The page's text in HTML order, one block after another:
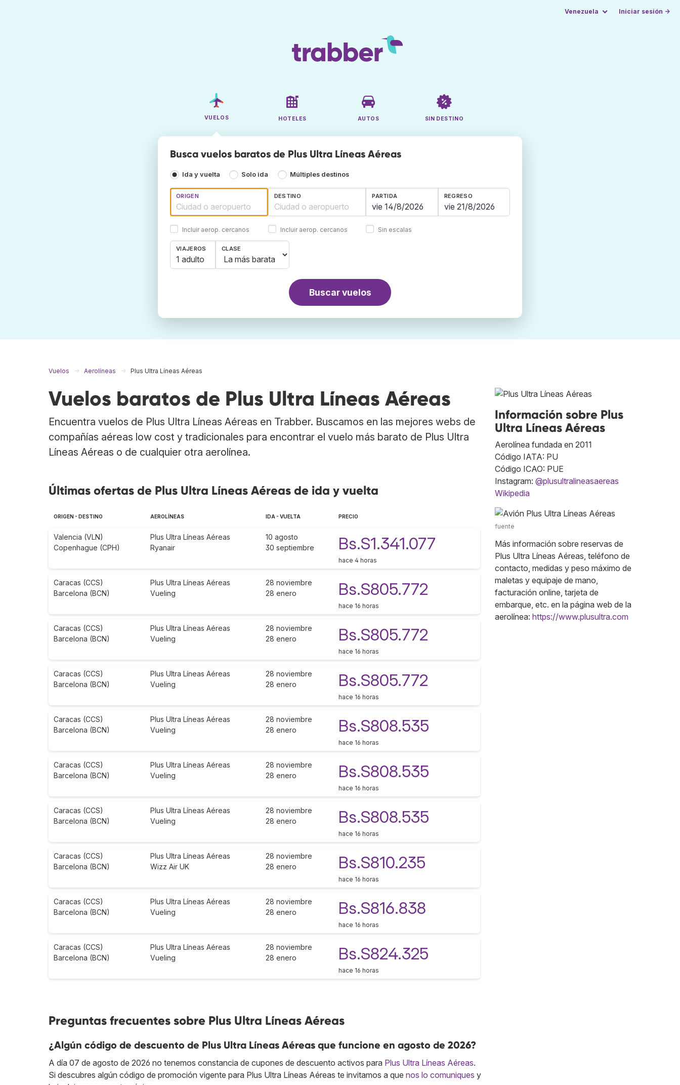
Venezuela Iniciar sesión →
VUELOS HOTELES AUTOS SIN DESTINO
Busca vuelos baratos de Plus Ultra Líneas Aéreas
Ida y vuelta Solo ida Múltiples destinos
ORIGEN
Incluir aerop. cercanos
DESTINO
Incluir aerop. cercanos
PARTIDA REGRESO
Sin escalas
VIAJEROS
1 adulto
CLASE
Buscar vuelos
Vuelos Aerolíneas Plus Ultra Líneas Aéreas
Vuelos baratos de Plus Ultra Líneas Aéreas
Encuentra vuelos de Plus Ultra Líneas Aéreas en Trabber. Buscamos en las mejores webs de
compañías aéreas low cost y tradicionales para encontrar el vuelo más barato de Plus Ultra
Líneas Aéreas o de cualquier otra aerolínea.
Últimas ofertas de Plus Ultra Líneas Aéreas de ida y vuelta
ORIGEN - DESTINO AEROLÍNEAS IDA - VUELTA PRECIO
Valencia (VLN)
Copenhague (CPH)
Plus Ultra Líneas Aéreas
Ryanair
10 agosto
30 septiembre
Bs.S1.341.077
hace 4 horas
Caracas (CCS)
Barcelona (BCN)
Plus Ultra Líneas Aéreas
Vueling
28 noviembre
28 enero
Bs.S805.772
hace 16 horas
Caracas (CCS)
Barcelona (BCN)
Plus Ultra Líneas Aéreas
Vueling
28 noviembre
28 enero
Bs.S805.772
hace 16 horas
Caracas (CCS)
Barcelona (BCN)
Plus Ultra Líneas Aéreas
Vueling
28 noviembre
28 enero
Bs.S805.772
hace 16 horas
Caracas (CCS)
Barcelona (BCN)
Plus Ultra Líneas Aéreas
Vueling
28 noviembre
28 enero
Bs.S808.535
hace 16 horas
Caracas (CCS)
Barcelona (BCN)
Plus Ultra Líneas Aéreas
Vueling
28 noviembre
28 enero
Bs.S808.535
hace 16 horas
Caracas (CCS)
Barcelona (BCN)
Plus Ultra Líneas Aéreas
Vueling
28 noviembre
28 enero
Bs.S808.535
hace 16 horas
Caracas (CCS)
Barcelona (BCN)
Plus Ultra Líneas Aéreas
Wizz Air UK
28 noviembre
28 enero
Bs.S810.235
hace 16 horas
Caracas (CCS)
Barcelona (BCN)
Plus Ultra Líneas Aéreas
Vueling
28 noviembre
28 enero
Bs.S816.838
hace 16 horas
Caracas (CCS)
Barcelona (BCN)
Plus Ultra Líneas Aéreas
Vueling
28 noviembre
28 enero
Bs.S824.325
hace 16 horas
Preguntas frecuentes sobre Plus Ultra Líneas Aéreas
¿Algún código de descuento de Plus Ultra Líneas Aéreas que funcione en agosto de 2026?
A día 07 de agosto de 2026 no tenemos constancia de cupones de descuento activos para Plus Ultra Líneas Aéreas.
Si descubres algún código de promoción vigente para Plus Ultra Líneas Aéreas te invitamos a que nos lo comuniques y
Información sobre Plus
Ultra Líneas Aéreas
Aerolínea fundada en 2011
Código IATA: PU
Código ICAO: PUE
Instagram: @plusultralineasaereas
Wikipedia
fuente
Más información sobre reservas de
Plus Ultra Líneas Aéreas, teléfono de
contacto, medidas y peso máximo de
maletas y equipaje de mano,
facturación online, tarjeta de
embarque, etc. en la página web de la
aerolínea: https://www.plusultra.com